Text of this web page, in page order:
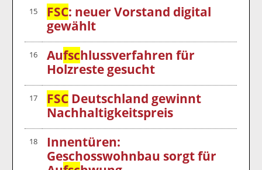
15 FSC: neuer Vorstand digital
gewählt
16 Aufschlussverfahren für
Holzreste gesucht
17 FSC Deutschland gewinnt
Nachhaltigkeitspreis
18
Innentüren:
Geschosswohnbau sorgt für